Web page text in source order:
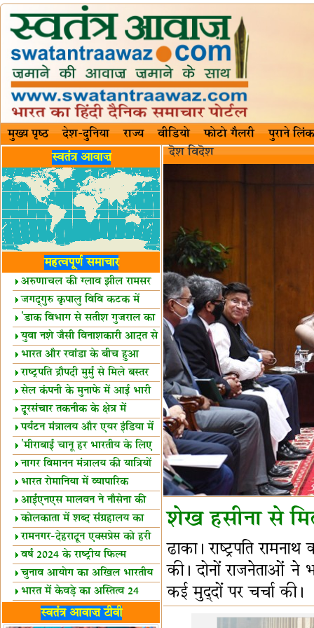
मुख्य पृष्ठ देश-दुनिया राज्य वीडियो फोटो गैलरी पुराने लिंक
स्वतंत्र आवाज़
महत्वपूर्ण समाचार
अरुणाचल की ग्लाव झील रामसर
स्थल घोषित
जगद्गुरु कृपालु विवि कटक में
शैक्षिक सत्र शुरू
'डाक विभाग से सतीश गुजराल का
रिश्ता गहरा'
युवा नशे जैसी विनाशकारी आदत से
दूर रहें-मोदी
भारत और रवांडा के बीच हुआ
व्यापार विस्तार
राष्ट्रपति द्रौपदी मुर्मु से मिले बस्तर
के प्रतिनिधि
सेल कंपनी के मुनाफे में आई भारी
उछाल!
दूरसंचार तकनीक के क्षेत्र में
उत्कृष्टता पुरस्कार
पर्यटन मंत्रालय और एयर इंडिया में
समझौता
'मीराबाई चानू हर भारतीय के लिए
प्रेरणा'
नागर विमानन मंत्रालय की यात्रियों
को सलाह
भारत रोमानिया में व्यापारिक
साझेदारियां
आईएनएस मालवन ने नौसेना की
ताकत बढ़ाई
कोलकाता में शब्द संग्रहालय का
उद्घाटन
रामनगर-देहरादून एक्सप्रेस को हरी
झंडीवर्ष 2024 के राष्ट्रीय फिल्म
पुरस्कारों की घोषणा
चुनाव आयोग का अखिल भारतीय
मीडिया सम्मेलन
भारत में केवड़े का अस्तित्‍व 24
लाख वर्ष!
लखनऊ में 'एक राष्ट्र एक चुनाव'
स्वतंत्र आवाज़ टीवी
दॆश‍ विदॆश‌
शेख हसीना से मिले
ढाका। राष्ट्रपति
की। दोनों राजनेताओं ने
कई मुद्दों पर चर्चा की।